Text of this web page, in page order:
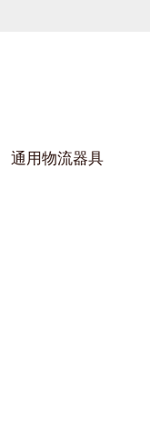
通用物流器具